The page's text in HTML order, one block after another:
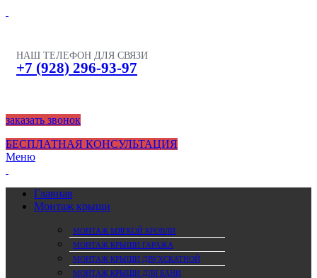
НАШ ТЕЛЕФОН ДЛЯ СВЯЗИ
+7 (928) 296-93-97
заказать звонок
БЕСПЛАТНАЯ КОНСУЛЬТАЦИЯ
Меню
Главная
Монтаж крыши
МОНТАЖ МЯГКОЙ КРОВЛИ
МОНТАЖ КРЫШИ ГАРАЖА
МОНТАЖ КРЫШИ ДВУХСКАТНОЙ
МОНТАЖ КРЫШИ ДЛЯ БАНИ